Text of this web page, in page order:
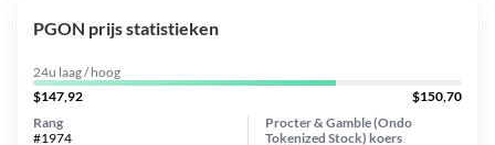
PGON prijs statistieken
24u laag / hoog
$147,92
$150,70
Procter & Gamble (Ondo
Tokenized Stock) koers
Rang
#1974